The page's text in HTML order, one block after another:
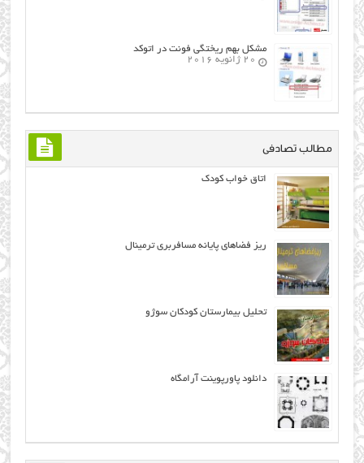
مشکل بهم ریختگی فونت در اتوکد
20 ژانویه 2016
مطالب تصادفی
اتاق خواب کودک
ریز فضاهای پایانه مسافربری ترمینال
تحلیل بیمارستان کودکان سوژو
دانلود پاورپوینت آرامگاه